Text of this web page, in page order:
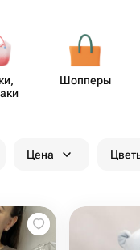
Шопперы
Цена